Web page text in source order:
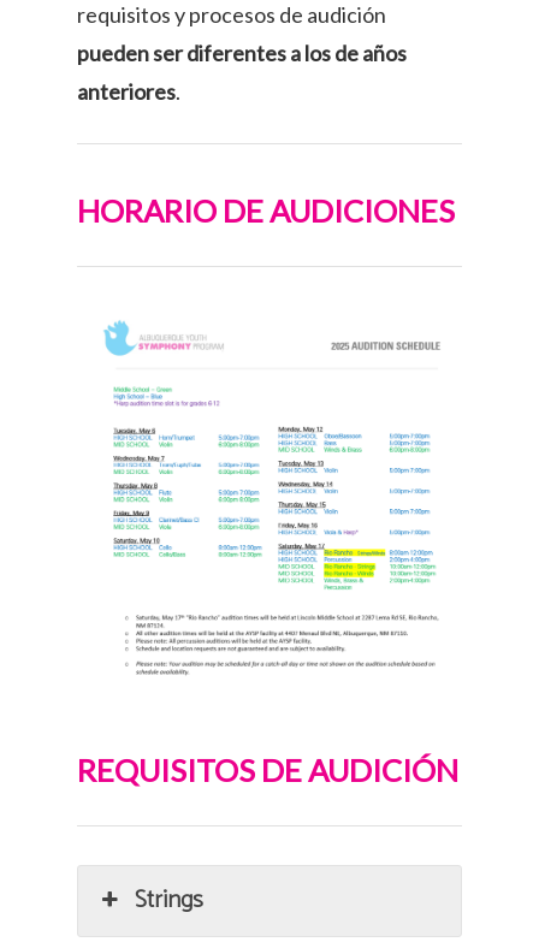
requisitos y procesos de audición
pueden ser diferentes a los de años
anteriores.
HORARIO DE AUDICIONES
REQUISITOS DE AUDICIÓN
Strings